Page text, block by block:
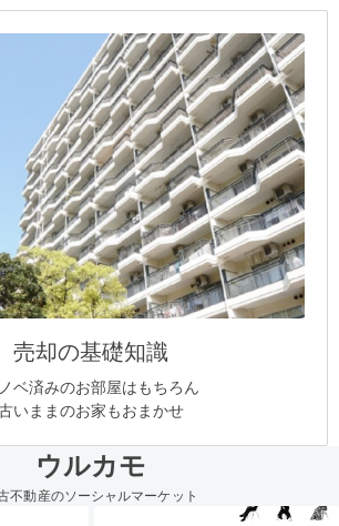
売却の基礎知識
ベ済みのお部屋はもちろん
いままのお家もおまかせ
ウルカモ
不動産のソーシャルマーケット